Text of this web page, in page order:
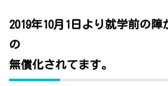
2019年10月1日より就学前の
の
無償化されてます。